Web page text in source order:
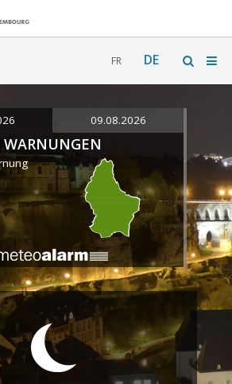
FR DE
09.08.2026
WARNUNGEN